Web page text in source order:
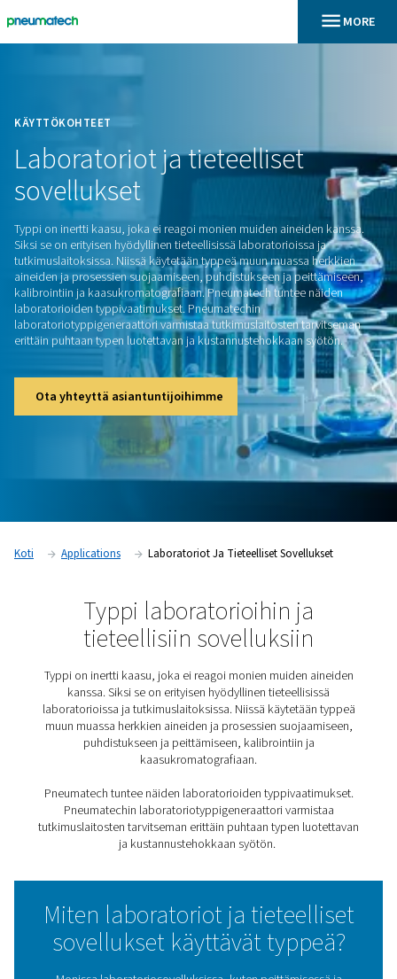
KÄYTTÖKOHTEET
Laboratoriot tieteelliset
sovellukset
Typpi on inertti kaasu, joka ei reagoi monien muiden
Siksi se on erityisen hyödyllinen tieteellisissä laboratorioissa
tutkimuslaitoksissa. Niissä käytetään typpeä muun muassa
aineiden ja prosessien suojaamiseen, puhdistukseen ja
kalibrointiin ja kaasukromatografiaan. Pneumatech tuntee
laboratorioiden typpivaatimukset. Pneumatechin
laboratoriotyppigeneraattori varmistaa tutkimuslaitosten
erittäin puhtaan typen luotettavan ja kustannustehokkaan
Applications Laboratoriot Ja Tieteelliset
Typpi laboratorioihin ja
tieteellisiin sovelluksiin
Typpi on inertti kaasu, joka ei reagoi monien muiden
laboratorioissa ja tutkimuslaitoksissa. Niissä
muun muassa herkkien aineiden ja prosessien
puhdistukseen ja peittämiseen, kalibrointiin ja
kaasukromatografiaan.